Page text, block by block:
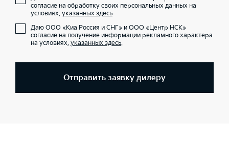
согласие на обработку своих персональных данных на
условиях, указанных здесь
Даю ООО «Киа Россия и СНГ» и ООО «Центр НСК»
согласие на получение информации рекламного характера
на условиях, указанных здесь.
Отправить заявку дилеру